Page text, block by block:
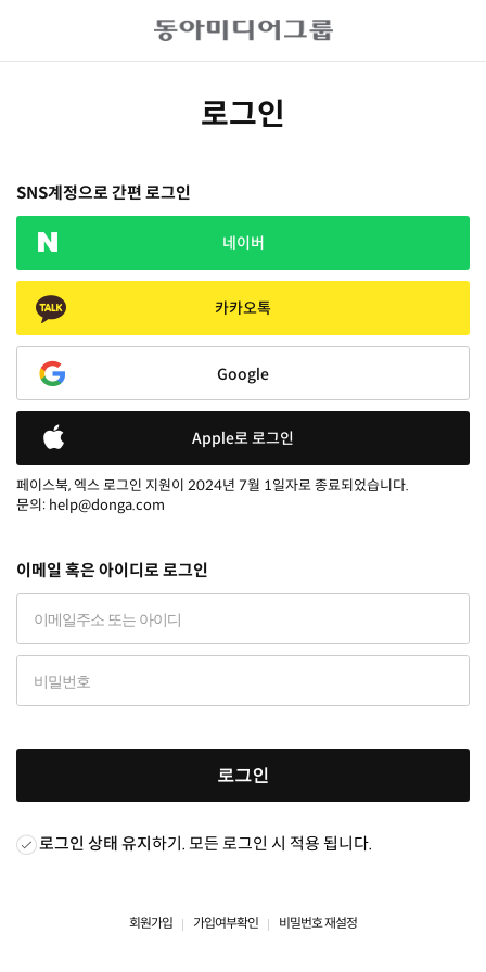
로그인
SNS계정으로 간편 로그인
네이버
카카오톡
Google
Apple로 로그인
페이스북, 엑스 로그인 지원이 2024년 7월 1일자로 종료되었습니다.
문의: help@donga.com
이메일 혹은 아이디로 로그인
로그인
로그인 상태 유지하기. 모든 로그인 시 적용 됩니다.
회원가입 가입여부확인 비밀번호 재설정